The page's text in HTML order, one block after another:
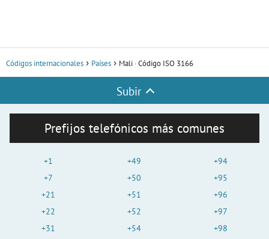
Códigos internacionales Países Mali · Código ISO 3166
Subir
Prefijos telefónicos más comunes
+1
+7
+21
+22
+31
+49
+50
+51
+52
+54
+94
+95
+96
+97
+98